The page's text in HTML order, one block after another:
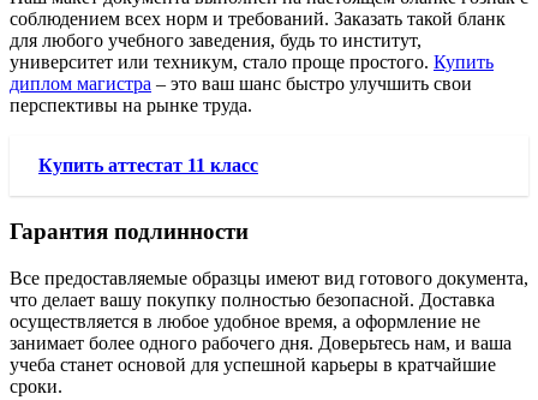
соблюдением всех норм и требований. Заказать такой бланк
для любого учебного заведения, будь то институт,
университет или техникум, стало проще простого. Купить
диплом магистра – это ваш шанс быстро улучшить свои
перспективы на рынке труда.
Купить аттестат 11 класс
Гарантия подлинности
Все предоставляемые образцы имеют вид готового документа,
что делает вашу покупку полностью безопасной. Доставка
осуществляется в любое удобное время, а оформление не
занимает более одного рабочего дня. Доверьтесь нам, и ваша
учеба станет основой для успешной карьеры в кратчайшие
сроки.